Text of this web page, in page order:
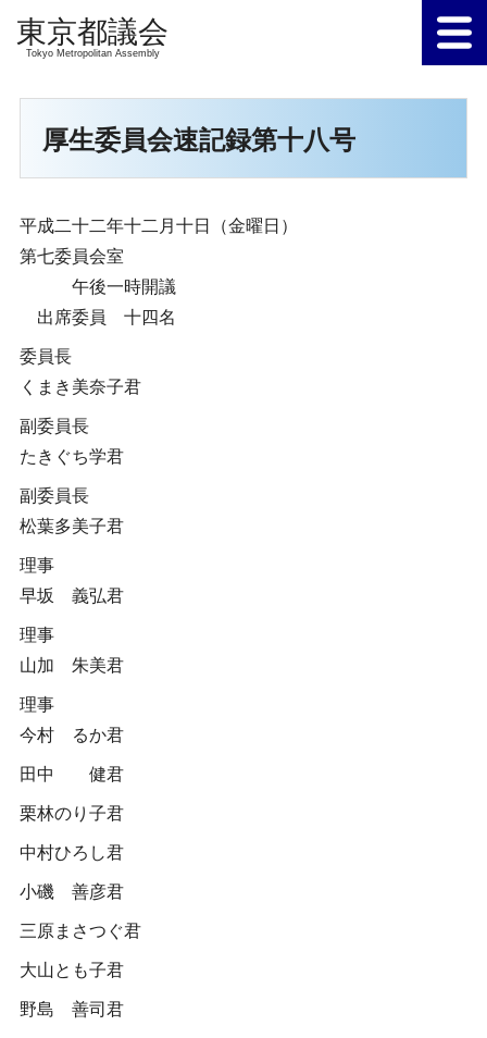
Tokyo Metropolitan Assembly
厚生委員会速記録第十八号
平成二十二年十二月十日（金曜日）
第七委員会室
午後一時開議
出席委員 十四名
委員長
くまき美奈子君
副委員長
たきぐち学君
副委員長
松葉多美子君
理事
早坂 義弘君
理事
山加 朱美君
理事
今村 るか君
田中 健君
栗林のり子君
中村ひろし君
小磯 善彦君
三原まさつぐ君
大山とも子君
野島 善司君